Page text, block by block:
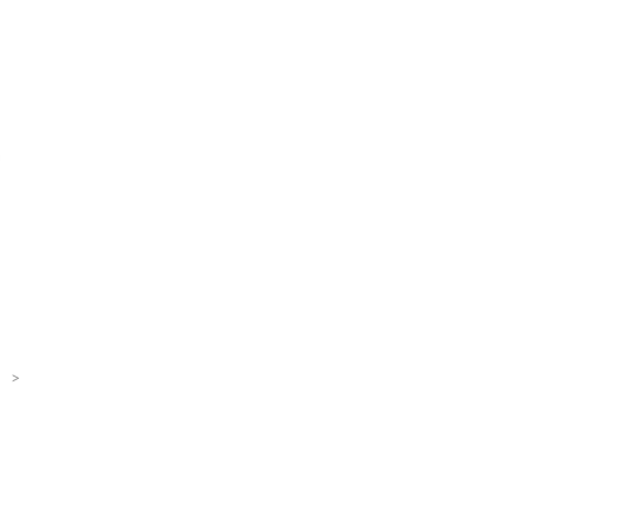
>